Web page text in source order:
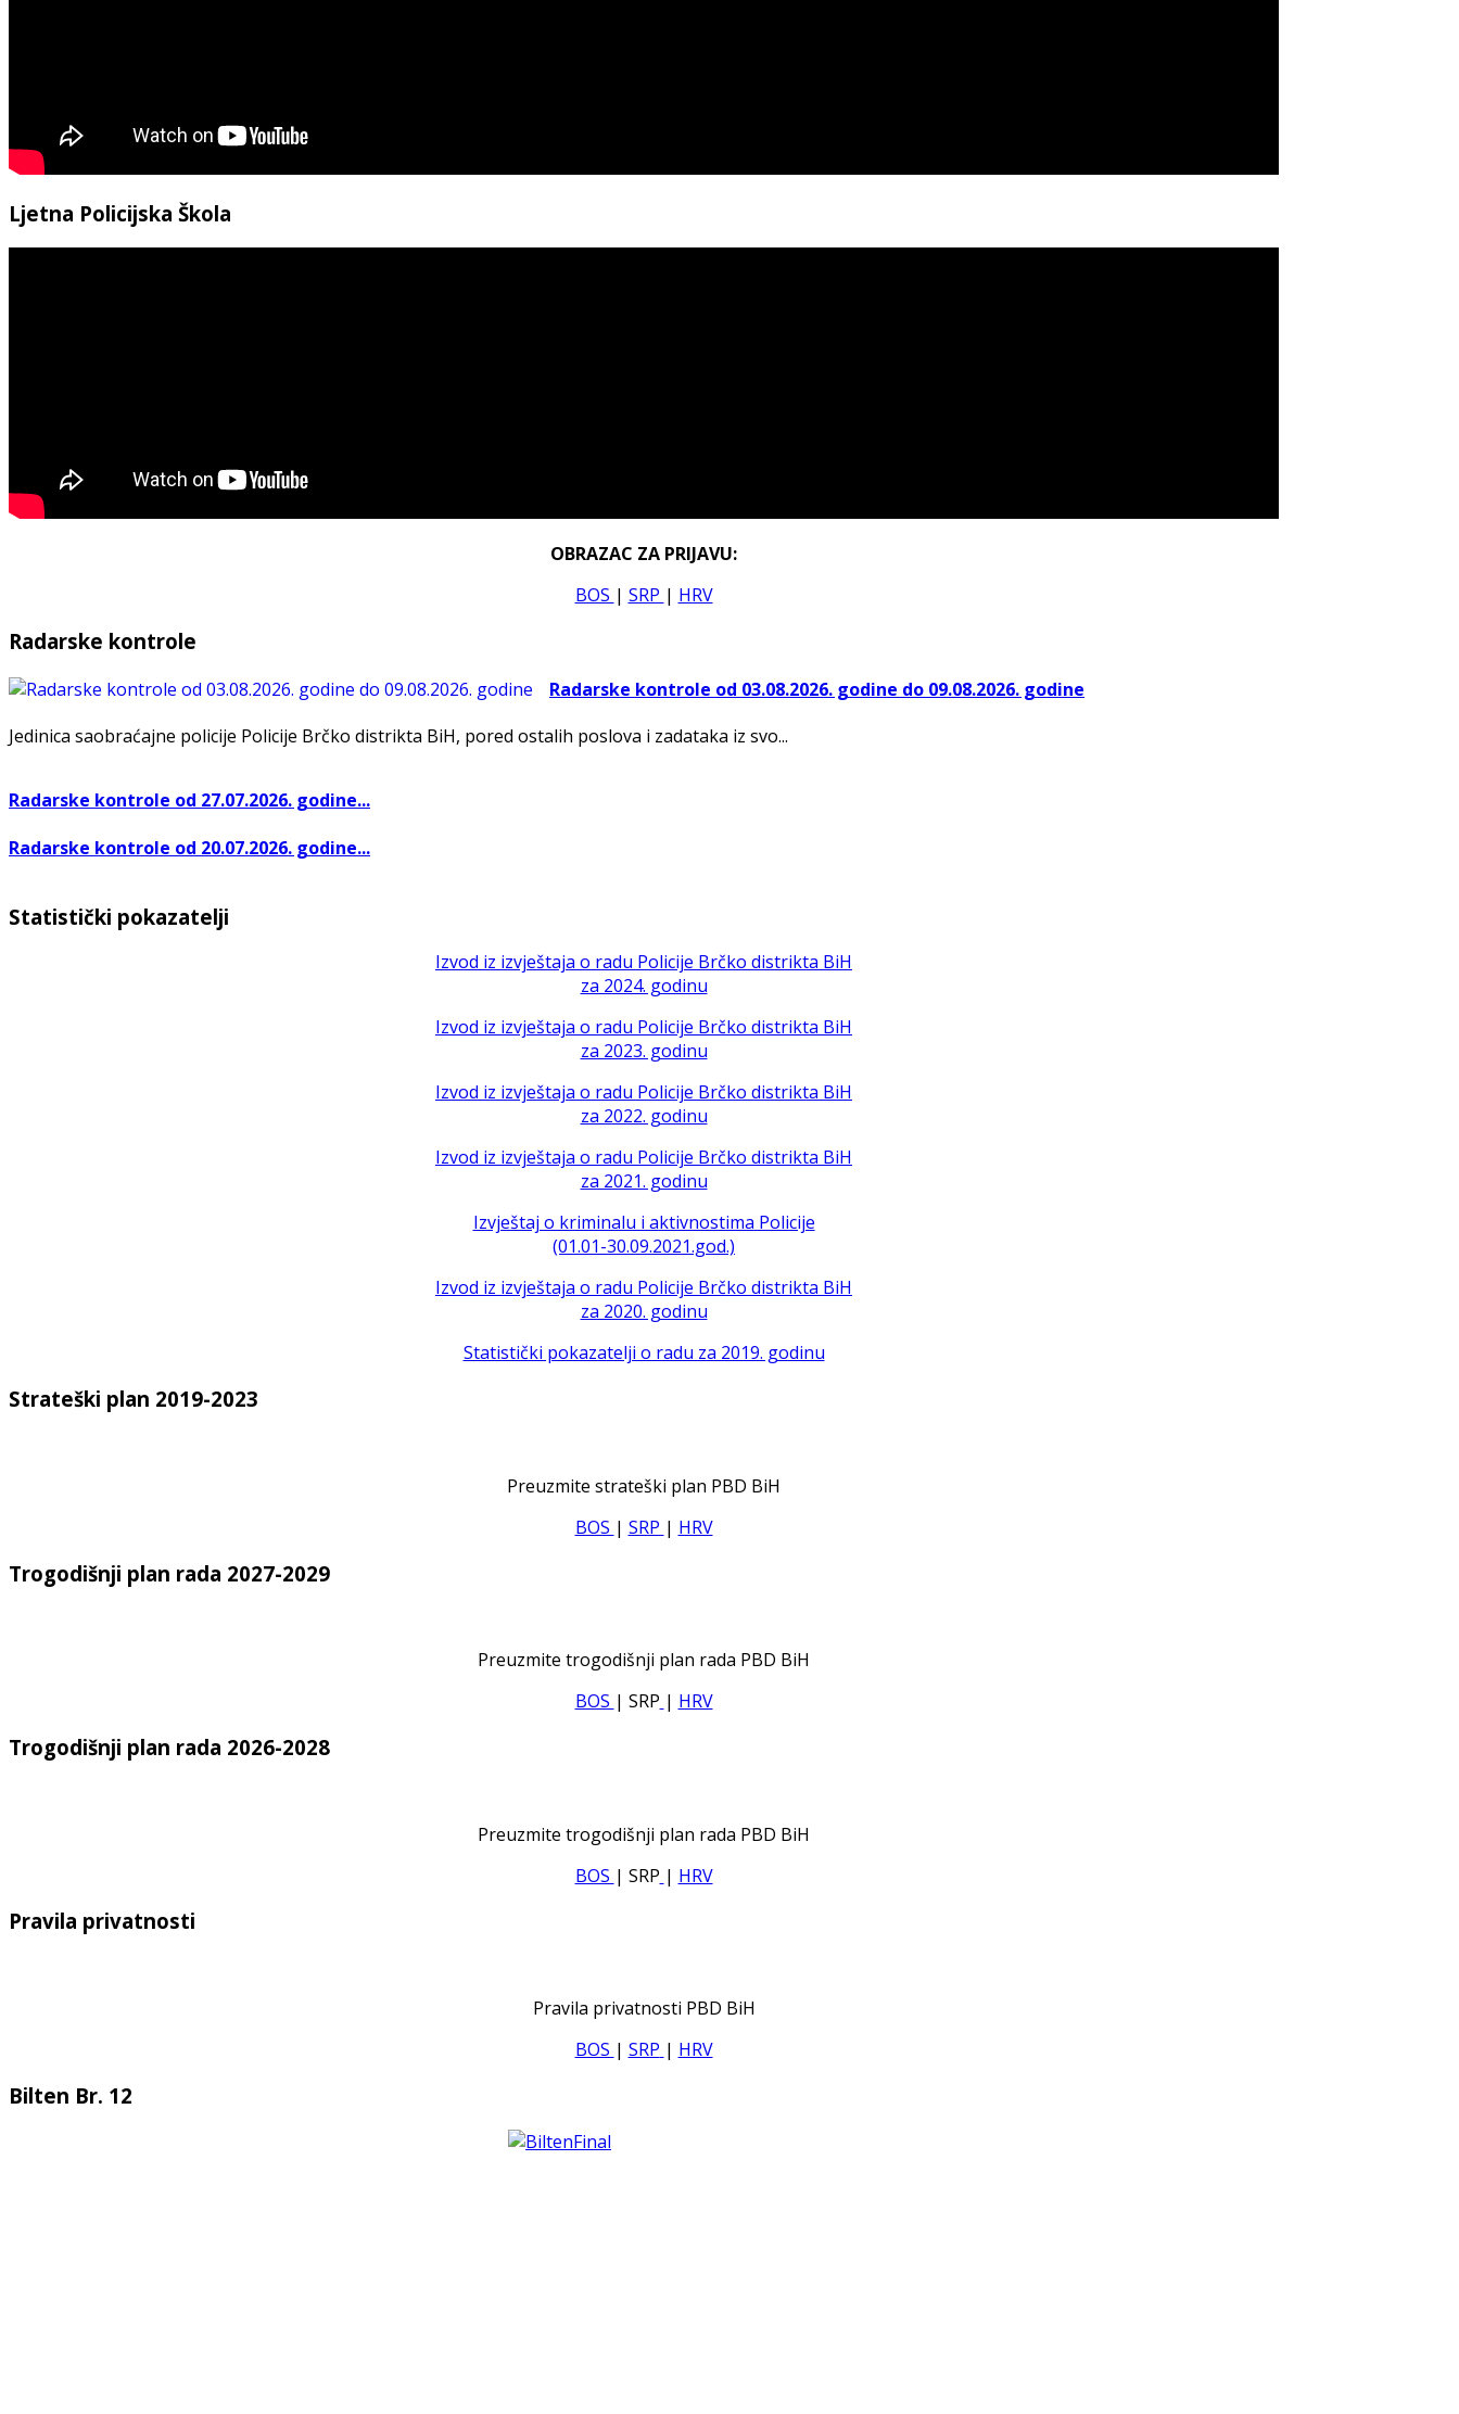
Ljetna Policijska Škola
OBRAZAC ZA PRIJAVU:
BOS | SRP | HRV
Radarske kontrole
Radarske kontrole od 03.08.2026. godine do 09.08.2026. godine
Jedinica saobraćajne policije Policije Brčko distrikta BiH, pored ostalih poslova i zadataka iz svo...
Radarske kontrole od 27.07.2026. godine...
Radarske kontrole od 20.07.2026. godine...
Statistički pokazatelji
Izvod iz izvještaja o radu Policije Brčko distrikta BiH
za 2024. godinu
Izvod iz izvještaja o radu Policije Brčko distrikta BiH
za 2023. godinu
Izvod iz izvještaja o radu Policije Brčko distrikta BiH
za 2022. godinu
Izvod iz izvještaja o radu Policije Brčko distrikta BiH
za 2021. godinu
Izvještaj o kriminalu i aktivnostima Policije
(01.01-30.09.2021.god.)
Izvod iz izvještaja o radu Policije Brčko distrikta BiH
za 2020. godinu
Statistički pokazatelji o radu za 2019. godinu
Strateški plan 2019-2023
Preuzmite strateški plan PBD BiH
BOS | SRP | HRV
Trogodišnji plan rada 2027-2029
Preuzmite trogodišnji plan rada PBD BiH
BOS | SRP | HRV
Trogodišnji plan rada 2026-2028
Preuzmite trogodišnji plan rada PBD BiH
BOS | SRP | HRV
Pravila privatnosti
Pravila privatnosti PBD BiH
BOS | SRP | HRV
Bilten Br. 12